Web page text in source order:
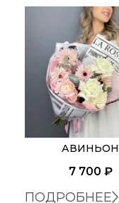
АВИНЬОН
7 700 ₽
ПОДРОБНЕЕ